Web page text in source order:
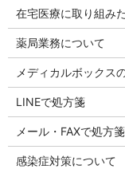
在宅医療に取り組み
薬局業務について
メディカルボックス
LINEで処方箋
メール・FAXで処方箋
感染症対策について